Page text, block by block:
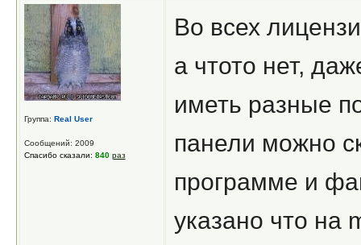
Группа: Real User
Сообщений: 2009
Спасибо сказали: 840 раз
Во всех
а чтото нет,
иметь разные
панели можно
программе и
указано что на